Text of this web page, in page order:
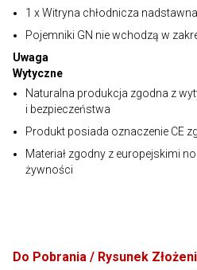
1 x Witryna chłodnicza nadstawna
Pojemniki GN nie wchodzą w
Uwaga
Wytyczne
Naturalna produkcja zgodna z
i bezpieczeństwa
Produkt posiada oznaczenie CE
Materiał zgodny z europejskimi
żywności
Do Pobrania / Rysunek